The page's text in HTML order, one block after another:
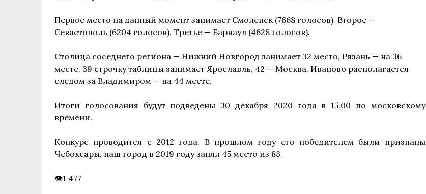
Первое место на данный момент занимает Смоленск (7668 голосов). Второе —
Севастополь (6204 голосов). Третье — Барнаул (4628 голосов).
Столица соседнего региона — Нижний Новгород занимает 32 место, Рязань — на 36
месте. 39 строчку таблицы занимает Ярославль, 42 — Москва. Иваново располагается
следом за Владимиром — на 44 месте.
Итоги голосования будут подведены 30 декабря 2020 года в 15.00 по московскому
времени.
Конкурс проводится с 2012 года. В прошлом году его победителем были признаны
Чебоксары, наш город в 2019 году занял 45 место из 83.
1 477